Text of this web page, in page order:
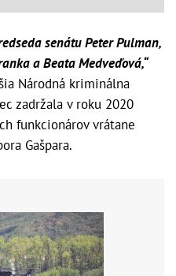
senátu Peter Pulman,
a Beata Medveďová,“
Národná kriminálna
zadržala v roku 2020
funkcionárov vrátane
Gašpara.